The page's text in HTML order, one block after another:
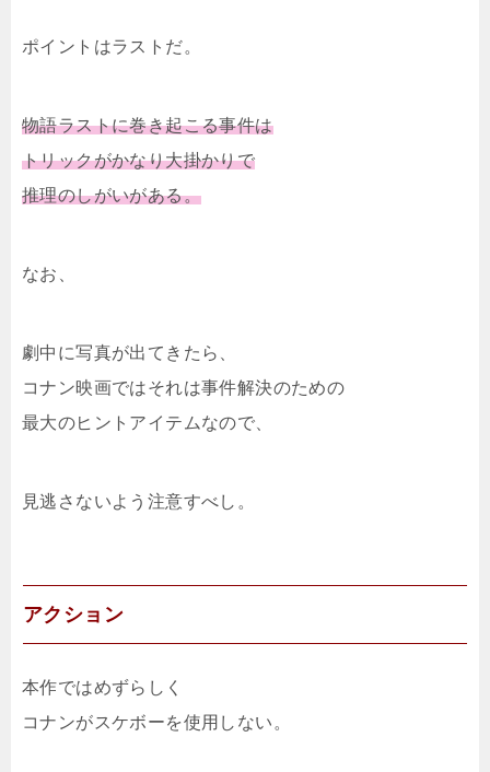
ポイントはラストだ。
物語ラストに巻き起こる事件は
トリックがかなり大掛かりで
推理のしがいがある。
なお、
劇中に写真が出てきたら、
コナン映画ではそれは事件解決のための
最大のヒントアイテムなので、
見逃さないよう注意すべし。
アクション
本作ではめずらしく
コナンがスケボーを使用しない。